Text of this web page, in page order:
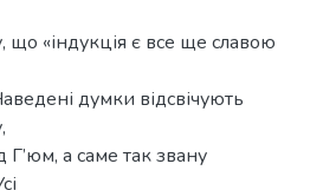
«індукція є все ще славою
думки відсвічують
Г’юм, а саме так звану